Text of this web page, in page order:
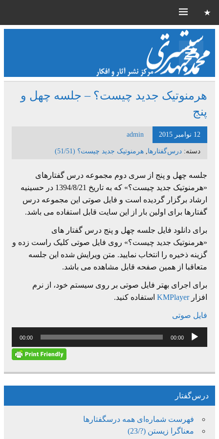
هرمنوتیک جدید چیست؟ – جلسه چهل و
پنج
12 نوامبر 2015 admin
دسته: درس‌گفتارها هرمنوتیک جدید چیست؟ (51/51)
جلسه چهل و پنج از سری دوم مجموعه درس گفتارهای
«هرمنوتیک جدید چیست؟» که به تاریخ 1394/8/21 در حسینیه
ارشاد برگزار گردیده است و فایل صوتی این مجموعه درس
گفتارها برای اولین بار از این سایت قابل استفاده می باشد.
برای دانلود فایل جلسه چهل و پنج درس گفتار های
«هرمنوتیک جدید چیست؟» روی فایل صوتی کلیک راست زده و
گزینه ذخیره را انتخاب نمایید. متن ویرایش شده این جلسه
متعاقبا از همین صفحه قابل مشاهده می باشد.
برای اجرای بهتر فایل صوتی بر روی سیستم خود، از نرم
افزارKMPlayer استفاده کنید.
فایل صوتی
پخش‌کننده
صوت
00:00
00:00
درس‌گفتار
فهرست شماره‌ای همه درسگفتارها
معناگرا زیستن (?/23)